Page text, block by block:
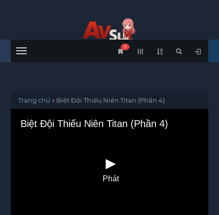
Menu
0
Trang chủ » Biệt Đội Thiếu Niên Titan (Phần 4)
Biệt Đội Thiếu Niên Titan (Phần 4)
Phát